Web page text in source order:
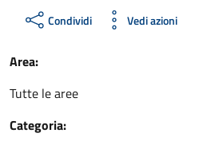
Condividi Vedi azioni
Area:
Tutte le aree
Categoria: